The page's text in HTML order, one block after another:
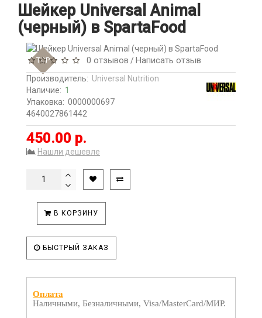
Шейкер Universal Animal
(черный) в SpartaFood
TOP 0 отзывов /Написать отзыв
Производитель: Universal Nutrition
Наличие: 1
Упаковка: 0000000697
4640027861442
450.00 р.
Нашли дешевле
В КОРЗИНУ
БЫСТРЫЙ ЗАКАЗ
Оплата
Наличными, Безналичными, Visa/MasterCard/МИР.